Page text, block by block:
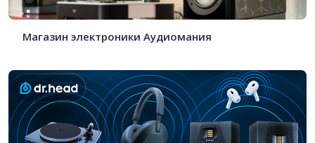
Магазин электроники Аудиомания